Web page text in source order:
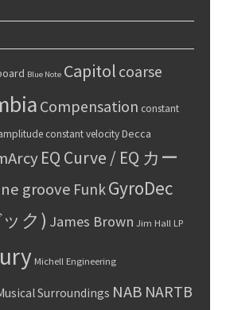
Blue Note Capitol coarse
Compensation constant
constant velocityDecca
EQ Curve / EQ カー
groove FunkGyroDec
ク) James Brown Jim Hall LP
Michell Engineering
Surroundings NAB NARTB